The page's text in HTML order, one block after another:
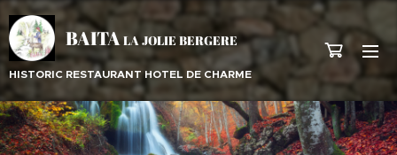
BAITA LA JOLIE BERGERE
HISTORIC RESTAURANT HOTEL DE CHARME